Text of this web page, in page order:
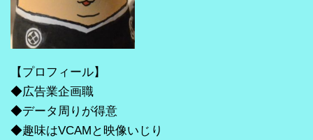
【プロフィール】
◆広告業企画職
◆データ周りが得意
◆趣味はVCAMと映像いじり